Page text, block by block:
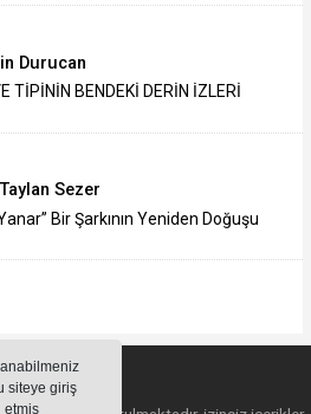
siteye giriş
etmiş
Durucan
TİPİNİN BENDEKİ DERİN İZLERİ
Sezer
Bir Şarkının Yeniden Doğuşu